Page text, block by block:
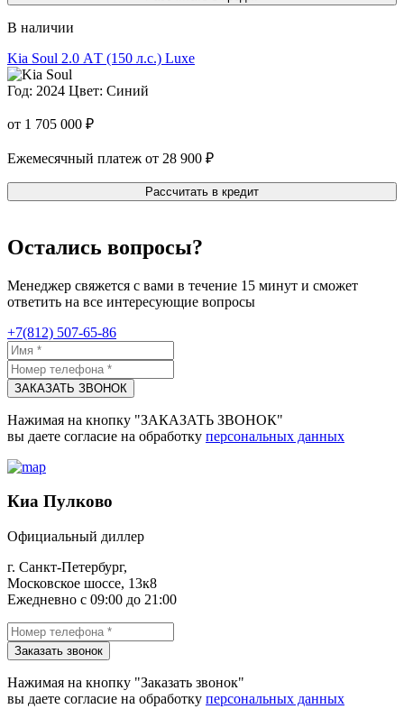
В наличии
Kia Soul 2.0 АT (150 л.с.) Luxe
Год: 2024 Цвет: Синий
от 1 705 000 ₽
Ежемесячный платеж от 28 900 ₽
Рассчитать в кредит
Остались вопросы?
Менеджер свяжется с вами в течение 15 минут и сможет
ответить на все интересующие вопросы
+7(812) 507-65-86
ЗАКАЗАТЬ ЗВОНОК
Нажимая на кнопку "ЗАКАЗАТЬ ЗВОНОК"
вы даете согласие на обработку персональных данных
Киа Пулково
Официальный диллер
г. Санкт-Петербург,
Московское шоссе, 13к8
Ежедневно с 09:00 до 21:00
Заказать звонок
Нажимая на кнопку "Заказать звонок"
вы даете согласие на обработку персональных данных